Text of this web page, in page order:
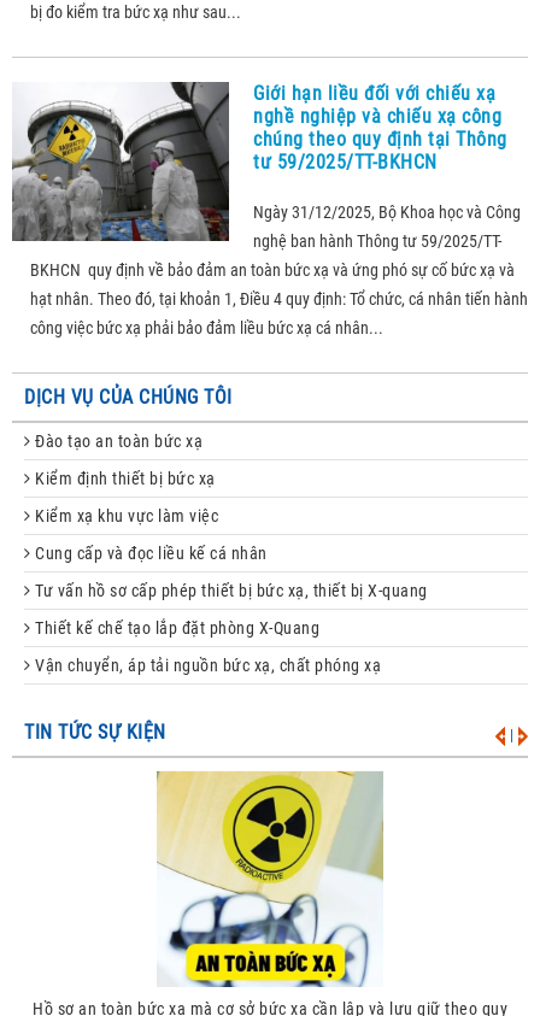
bị đo kiểm tra bức xạ như sau...
Giới hạn liều đối với chiếu xạ
nghề nghiệp và chiếu xạ công
chúng theo quy định tại Thông
tư 59/2025/TT-BKHCN
Ngày 31/12/2025, Bộ Khoa học và Công
nghệ ban hành Thông tư 59/2025/TT-
BKHCN quy định về bảo đảm an toàn bức xạ và ứng phó sự cố bức xạ và
hạt nhân. Theo đó, tại khoản 1, Điều 4 quy định: Tổ chức, cá nhân tiến hành
công việc bức xạ phải bảo đảm liều bức xạ cá nhân...
DỊCH VỤ CỦA CHÚNG TÔI
Đào tạo an toàn bức xạ
Kiểm định thiết bị bức xạ
Kiểm xạ khu vực làm việc
Cung cấp và đọc liều kế cá nhân
Tư vấn hồ sơ cấp phép thiết bị bức xạ, thiết bị X-quang
Thiết kế chế tạo lắp đặt phòng X-Quang
Vận chuyển, áp tải nguồn bức xạ, chất phóng xạ
TIN TỨC SỰ KIỆN |
Phương tiện bảo hộ cá nhân và thiết bị đo kiểm tra bức xạ theo quy